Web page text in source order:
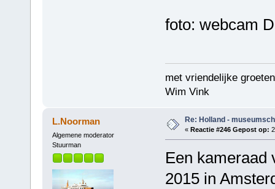
foto: webcam
met vriendelijke
Wim Vink
L.Noorman
Algemene moderator
Stuurman
Re: Holland -
« Reactie #246 Gepost op:
Een kameraad
2015 in